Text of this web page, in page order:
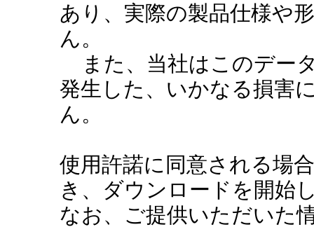
あり、実際の製品仕様や
ん。
また、当社はこのデー
発生した、いかなる損害
ん。
使用許諾に同意される場
き、ダウンロードを開始
なお、ご提供いただいた